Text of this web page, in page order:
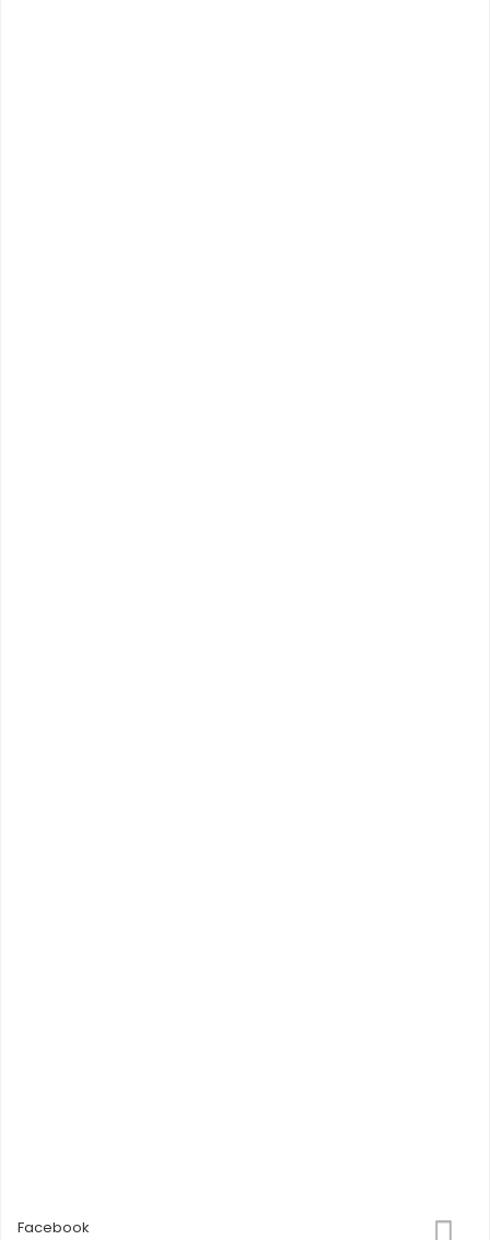
Facebook